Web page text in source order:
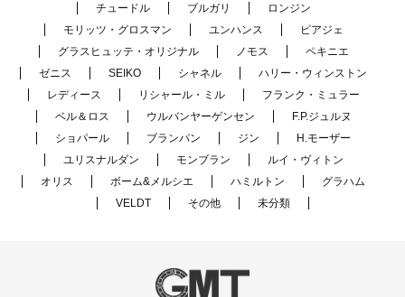
チュードル
ブルガリ
ロンジン
モリッツ・グロスマン
ユンハンス
ピアジェ
グラスヒュッテ・オリジナル
ノモス
ペキニエ
ゼニス
SEIKO シャネル
ハリー・ウィンストン
レディース
リシャール・ミル
フランク・ミュラー
ベル＆ロス
ウルバンヤーゲンセン
F.P.ジュルヌ
ショパール
ブランパン ジン
H.モーザー
ユリスナルダン
モンブラン
ルイ・ヴィトン
オリス
ボーム&メルシエ ハミルトン
グラハム
VELDT
その他 未分類